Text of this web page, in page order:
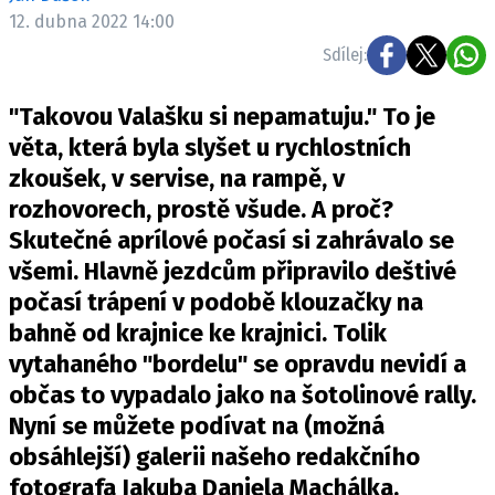
TRH S ELEKTROMOBILY
RALLY
OSTATNÍ
TISKOVKY
ROZHOVORY
DAKAR
Z DOMOVA
ZE SVĚTA
MOTORSPORT
12. dubna 2022 14:00
Sdílej:
"Takovou Valašku si nepamatuju." To je
věta, která byla slyšet u rychlostních
zkoušek, v servise, na rampě, v
rozhovorech, prostě všude. A proč?
Skutečné aprílové počasí si zahrávalo se
všemi. Hlavně jezdcům připravilo deštivé
počasí trápení v podobě klouzačky na
bahně od krajnice ke krajnici. Tolik
vytahaného "bordelu" se opravdu nevidí a
občas to vypadalo jako na šotolinové rally.
Nyní se můžete podívat na (možná
obsáhlejší) galerii našeho redakčního
fotografa Jakuba Daniela Machálka.